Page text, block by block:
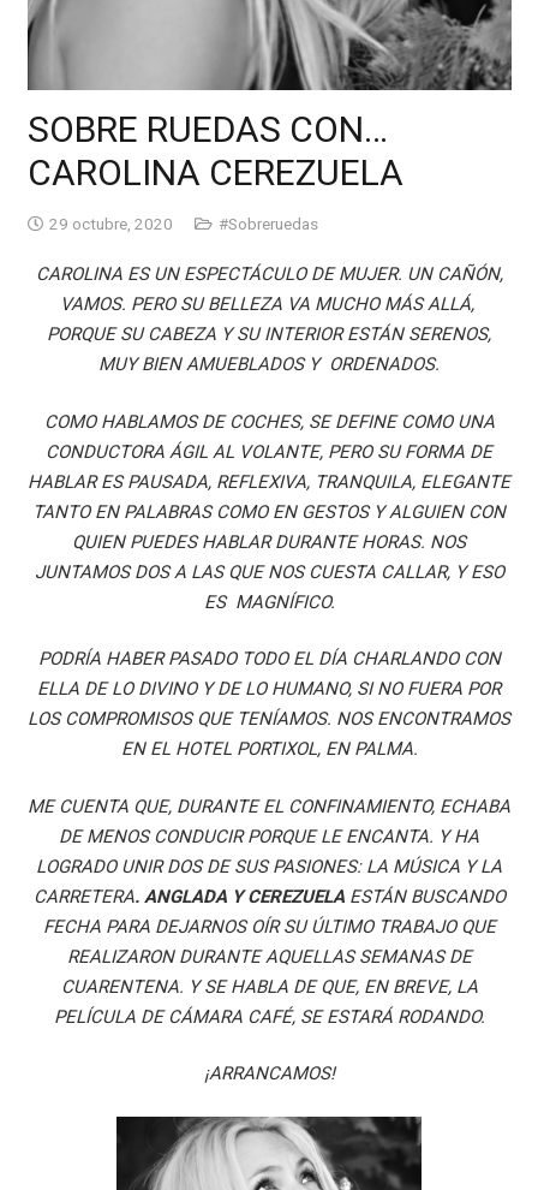
SOBRE RUEDAS CON…
CAROLINA CEREZUELA
29 octubre, 2020 #Sobreruedas
CAROLINA ES UN ESPECTÁCULO DE MUJER. UN CAÑÓN,
VAMOS. PERO SU BELLEZA VA MUCHO MÁS ALLÁ,
PORQUE SU CABEZA Y SU INTERIOR ESTÁN SERENOS,
MUY BIEN AMUEBLADOS Y ORDENADOS.
COMO HABLAMOS DE COCHES, SE DEFINE COMO UNA
CONDUCTORA ÁGIL AL VOLANTE, PERO SU FORMA DE
HABLAR ES PAUSADA, REFLEXIVA, TRANQUILA, ELEGANTE
TANTO EN PALABRAS COMO EN GESTOS Y ALGUIEN CON
QUIEN PUEDES HABLAR DURANTE HORAS. NOS
JUNTAMOS DOS A LAS QUE NOS CUESTA CALLAR, Y ESO
ES MAGNÍFICO.
PODRÍA HABER PASADO TODO EL DÍA CHARLANDO CON
ELLA DE LO DIVINO Y DE LO HUMANO, SI NO FUERA POR
LOS COMPROMISOS QUE TENÍAMOS. NOS ENCONTRAMOS
EN EL HOTEL PORTIXOL, EN PALMA.
ME CUENTA QUE, DURANTE EL CONFINAMIENTO, ECHABA
DE MENOS CONDUCIR PORQUE LE ENCANTA. Y HA
LOGRADO UNIR DOS DE SUS PASIONES: LA MÚSICA Y LA
CARRETERA. ANGLADA Y CEREZUELAESTÁN BUSCANDO
FECHA PARA DEJARNOS OÍR SU ÚLTIMO TRABAJO QUE
REALIZARON DURANTE AQUELLAS SEMANAS DE
CUARENTENA. Y SE HABLA DE QUE, EN BREVE, LA
PELÍCULA DE CÁMARA CAFÉ, SE ESTARÁ RODANDO.
¡ARRANCAMOS!